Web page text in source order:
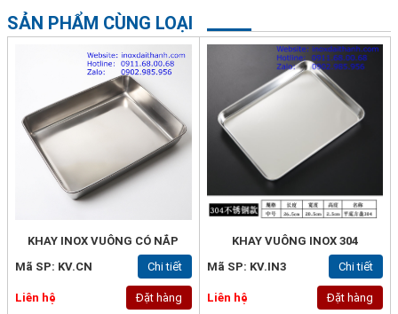
SẢN PHẨM CÙNG LOẠI
KHAY INOX VUÔNG CÓ NẮP
Mã SP: KV.CN
Chi tiết
Liên hệ Đặt hàng
KHAY VUÔNG INOX 304
Mã SP: KV.IN3
Chi tiết
Liên hệ Đặt hàng